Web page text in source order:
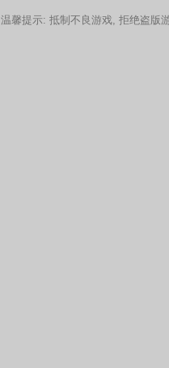
温馨提示: 抵制不良游戏, 拒绝盗版